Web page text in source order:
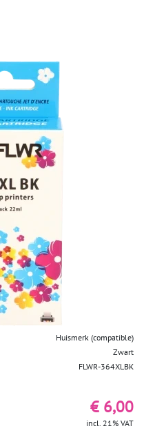
Huismerk (compatible)
Zwart
FLWR-364XLBK
€ 6,00
incl. 21% VAT